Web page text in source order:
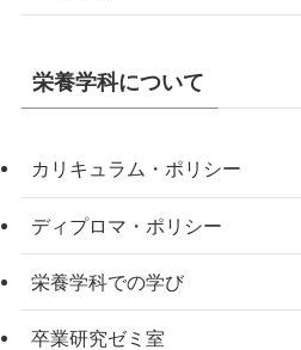
栄養学科について
カリキュラム・ポリシー
ディプロマ・ポリシー
栄養学科での学び
卒業研究ゼミ室